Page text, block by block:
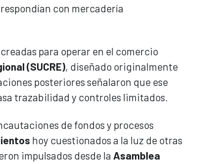
con mercadería
para operar en el comercio
(SUCRE), diseñado originalmente
posteriores señalaron que ese
trazabilidad y controles limitados.
de fondos y procesos
hoy cuestionados a la luz de otras
impulsados desde la Asamblea